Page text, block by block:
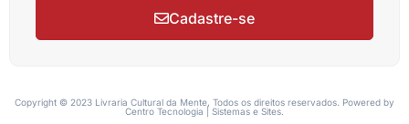
Cadastre-se
Copyright © 2023 Livraria Cultural da Mente, Todos os direitos reservados. Powered by
Centro Tecnologia | Sistemas e Sites.